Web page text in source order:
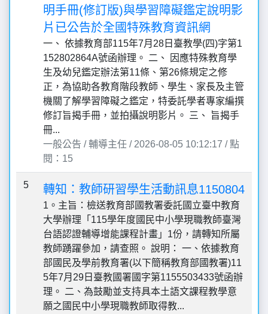
明手冊(修訂版)與學習障礙鑑定說明影
片已公告於全國特殊教育資訊網
一、 依據教育部115年7月28日臺教學(四)字第1
152802864A號函辦理。 二、 因應特殊教育學
生及幼兒鑑定辦法第11條、第26條規定之修
正，為協助各教育階段教師、學生、家長及主管
機關了解學習障礙之鑑定，特委託學者專家編撰
修訂旨揭手冊，並拍攝說明影片。 三、 旨揭手
冊...
一般公告 / 輔導主任 / 2026-08-05 10:12:17 / 點
閱：15
5 轉知：教師研習學生活動訊息1150804
1。主旨：檢送教育部國教署委託國立臺中教育
大學辦理「115學年度國民中小學現職教師臺灣
台語認證輔導增能課程計畫」1份，請轉知所屬
教師踴躍參加，請查照。 說明： 一、依據教育
部國民及學前教育署(以下簡稱教育部國教署)11
5年7月29日臺教國署國字第1155503433號函辦
理。 二、為鼓勵並支持具本土語文課程教學意
願之國民中小學現職教師取得教...